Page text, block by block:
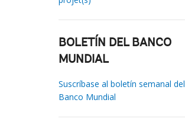
BOLETÍN DEL BANCO
MUNDIAL
Suscríbase al boletín semanal del
Banco Mundial